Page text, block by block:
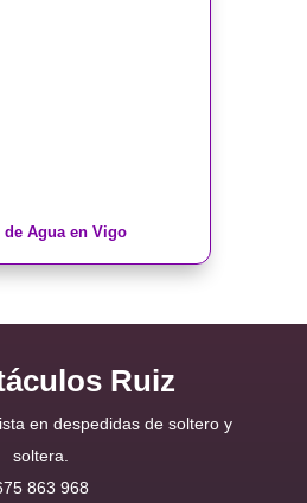
de Agua en Vigo
Ruiz
en despedidas de soltero y
soltera.
863 968